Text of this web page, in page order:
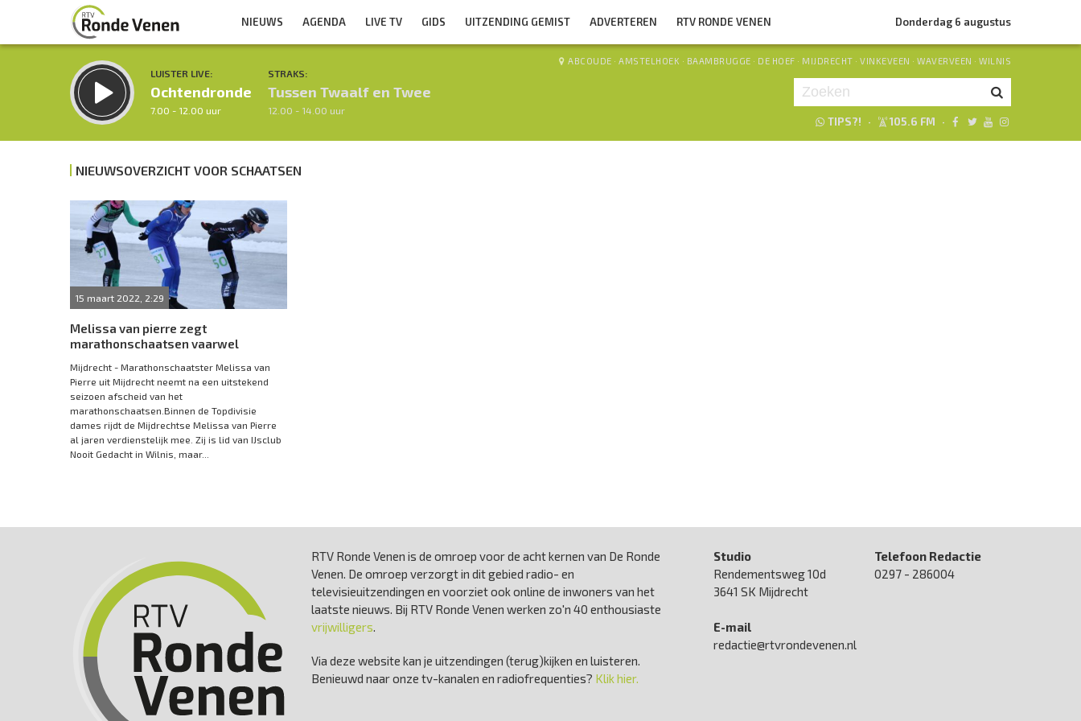
NIEUWS AGENDA LIVE TV GIDS UITZENDING GEMIST ADVERTEREN RTV RONDE VENEN Donderdag 6 augustus
LUISTER LIVE:
Ochtendronde
7.00 - 12.00 uur
STRAKS:
Tussen Twaalf en Twee
12.00 - 14.00 uur
ABCOUDE · AMSTELHOEK · BAAMBRUGGE · DE HOEF · MIJDRECHT · VINKEVEEN · WAVERVEEN · WILNIS
TIPS?! · 105.6 FM ·
Inklappen
NIEUWSOVERZICHT VOOR SCHAATSEN
15 maart 2022, 2:29
Melissa van pierre zegt
marathonschaatsen vaarwel
Mijdrecht - Marathonschaatster Melissa van
Pierre uit Mijdrecht neemt na een uitstekend
seizoen afscheid van het
marathonschaatsen.Binnen de Topdivisie
dames rijdt de Mijdrechtse Melissa van Pierre
al jaren verdienstelijk mee. Zij is lid van IJsclub
Nooit Gedacht in Wilnis, maar...
RTV Ronde Venen is de omroep voor de acht kernen van De Ronde
Venen. De omroep verzorgt in dit gebied radio- en
televisieuitzendingen en voorziet ook online de inwoners van het
laatste nieuws. Bij RTV Ronde Venen werken zo'n 40 enthousiaste
vrijwilligers.
Via deze website kan je uitzendingen (terug)kijken en luisteren.
Benieuwd naar onze tv-kanalen en radiofrequenties? Klik hier.
Studio
Rendementsweg 10d
3641 SK Mijdrecht
E-mail
redactie@rtvrondevenen.nl
Telefoon Redactie
0297 - 286004